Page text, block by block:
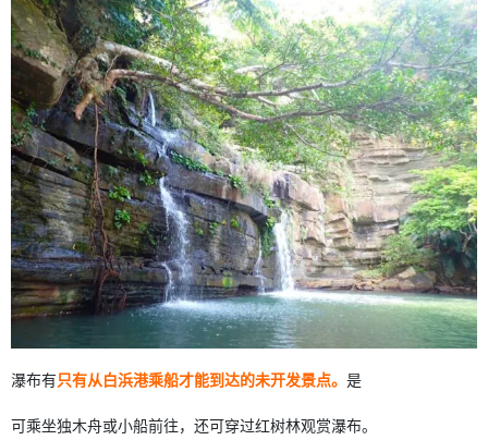
瀑布有只有从白浜港乘船才能到达的未开发景点。 是
可乘坐独木舟或小船前往，还可穿过红树林观赏瀑布。